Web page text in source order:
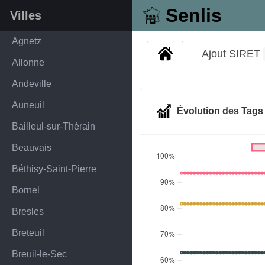
Senlis
Villes
Agnetz
Allonne
Andeville
Auneuil
Bailleul-sur-Thérain
Beauvais
Béthisy-Saint-Pierre
Bornel
Bresles
Breteuil
Breuil-le-Sec
Ajout SIRET
Évolution des